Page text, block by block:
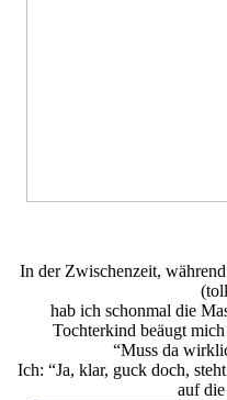
In der Zwischenzeit,
hab ich schonmal die
Tochterkind beäugt
“Muss da
Ich: “Ja, klar, guck doch,
auf